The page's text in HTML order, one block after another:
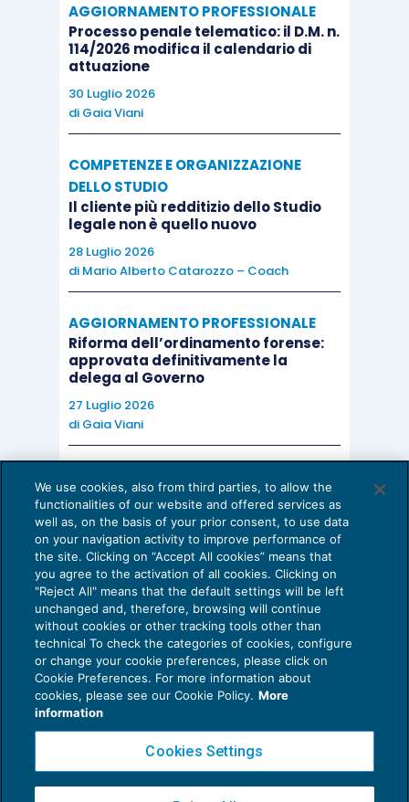
AGGIORNAMENTO PROFESSIONALE
Processo penale telematico: il D.M. n.
114/2026 modifica il calendario di
attuazione
30 Luglio 2026
di Gaia Viani
COMPETENZE E ORGANIZZAZIONE
DELLO STUDIO
Il cliente più redditizio dello Studio
legale non è quello nuovo
28 Luglio 2026
di Mario Alberto Catarozzo – Coach
AGGIORNAMENTO PROFESSIONALE
Riforma dell’ordinamento forense:
approvata definitivamente la
delega al Governo
27 Luglio 2026
di Gaia Viani
Come evitare le allucinazioni dell’AI:
guida per l’avvocato
24 Luglio 2026
di Sofia Savoia
Privacy Policy
Cookie Policy
Copyright 2016 ©Gruppo Euroconference S.p.A.v2.32.4
We use cookies, also from third parties, to allow the
functionalities of our website and offered services as
well as, on the basis of your prior consent, to use data
on your navigation activity to improve performance of
the site. Clicking on “Accept All cookies” means that
you agree to the activation of all cookies. Clicking on
"Reject All" means that the default settings will be left
unchanged and, therefore, browsing will continue
without cookies or other tracking tools other than
technical To check the categories of cookies, configure
or change your cookie preferences, please click on
Cookie Preferences. For more information about
cookies, please see our Cookie Policy. More
information
Cookies Settings